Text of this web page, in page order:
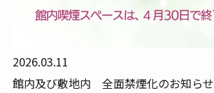
2026.03.11
館内及び敷地内 全面禁煙化のお知らせ